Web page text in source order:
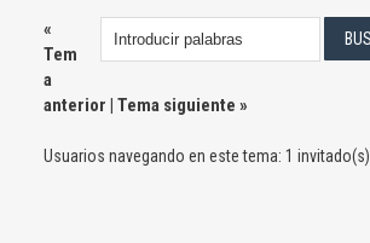
«
Tem
a
anterior | Tema siguiente »
Usuarios navegando en este tema: 1 invitado(s)